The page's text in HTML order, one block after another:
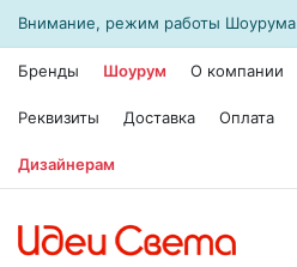
Внимание, режим работы Шоурума
Бренды Шоурум О компании
Реквизиты Доставка Оплата
Дизайнерам